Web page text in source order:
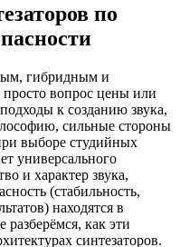
по
гибридным и
вопрос цены или
к созданию звука,
сильные стороны
выборе студийных
универсального
и характер звука,
(стабильность,
находятся в
как эти
синтезаторов.